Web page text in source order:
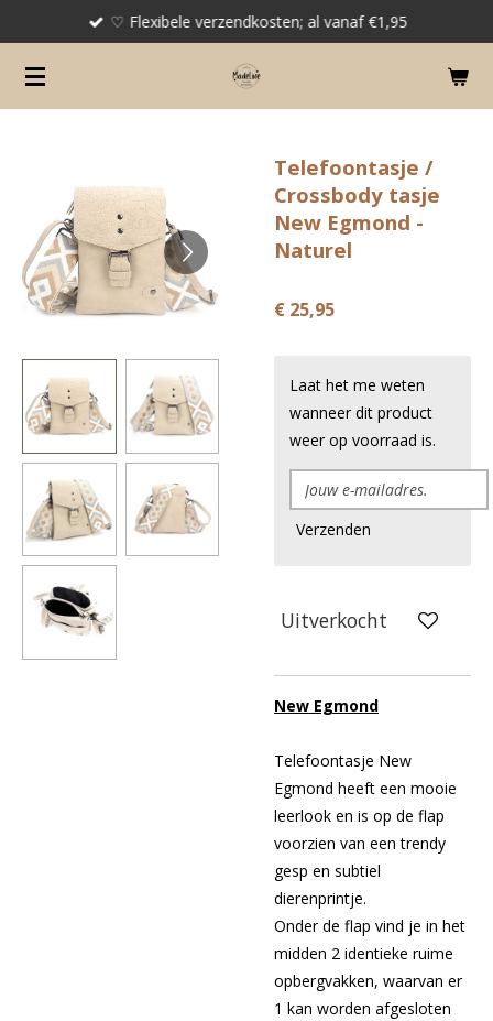
naar
de
♡ Flexibele verzendkosten; al vanaf €1,95
Telefoontasje /
Crossbody tasje
New Egmond -
Naturel
€ 25,95
Laat het me weten
wanneer dit product
weer op voorraad is.
Verzenden
Uitverkocht
New Egmond
Telefoontasje New
Egmond heeft een mooie
leerlook en is op de flap
voorzien van een trendy
gesp en subtiel
dierenprintje.
Onder de flap vind je in het
midden 2 identieke ruime
opbergvakken, waarvan er
1 kan worden afgesloten